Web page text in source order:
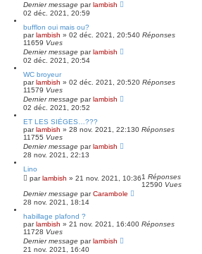
Dernier message parlambish
02 déc. 2021, 20:59
bufflon oui mais ou?
parlambish » 02 déc. 2021, 20:540 Réponses
11659 Vues
Dernier message parlambish
02 déc. 2021, 20:54
WC broyeur
parlambish » 02 déc. 2021, 20:520 Réponses
11579 Vues
Dernier message parlambish
02 déc. 2021, 20:52
ET LES SIÈGES…???
parlambish » 28 nov. 2021, 22:130 Réponses
11755 Vues
Dernier message parlambish
28 nov. 2021, 22:13
Lino
parlambish » 21 nov. 2021, 10:361 Réponses
12590 Vues
Dernier message parCarambole
28 nov. 2021, 18:14
habillage plafond ?
parlambish » 21 nov. 2021, 16:400 Réponses
11728 Vues
Dernier message parlambish
21 nov. 2021, 16:40